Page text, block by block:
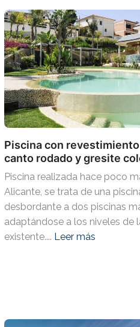
Piscina con
canto rodado y gresite
Piscina realizada hace poco
Alicante, se trata de una
desbordante a dos piscinas
adaptándose a los niveles de
existente.... Leer más